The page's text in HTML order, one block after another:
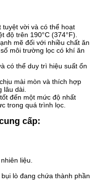
tuyệt vời và có thể hoạt
độ trên 190°C (374°F).
mẽ đối với nhiều chất ăn
môi trường lọc có khí ăn
có thể duy trì hiệu suất ổn
mài mòn và thích hợp
lâu dài.
đến một mức độ nhất
trong quá trình lọc.
cấp:
liệu.
lò đang chứa thành phần